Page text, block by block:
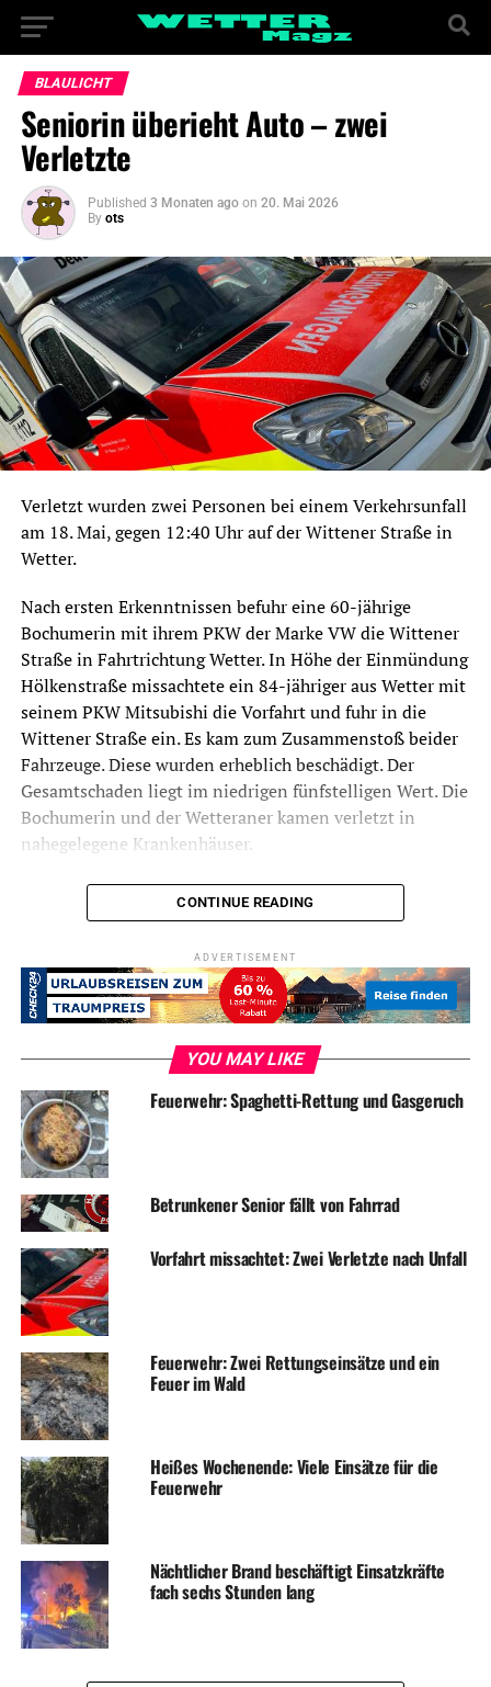
BLAULICHT
Seniorin überieht Auto – zwei
Verletzte
Published 3 Monaten ago on 20. Mai 2026
By ots
Verletzt wurden zwei Personen bei einem Verkehrsunfall
am 18. Mai, gegen 12:40 Uhr auf der Wittener Straße in
Wetter.
Nach ersten Erkenntnissen befuhr eine 60-jährige
Bochumerin mit ihrem PKW der Marke VW die Wittener
Straße in Fahrtrichtung Wetter. In Höhe der Einmündung
Hölkenstraße missachtete ein 84-jähriger aus Wetter mit
seinem PKW Mitsubishi die Vorfahrt und fuhr in die
Wittener Straße ein. Es kam zum Zusammenstoß beider
Fahrzeuge. Diese wurden erheblich beschädigt. Der
Gesamtschaden liegt im niedrigen fünfstelligen Wert. Die
Bochumerin und der Wetteraner kamen verletzt in
nahegelegene Krankenhäuser.
ADVERTISEMENT
RELATED TOPICS: BLAULICHT FEUERWEHR
NEWS
UNFALL
UP NEXT
Skaterplatz: Idioten zünden Mülltonne an
DON'T MISS
Qualmende Deckenleuchte ruft Feuerwehr auf den Plan
CONTINUE READING
ADVERTISEMENT
YOU MAY LIKE
Feuerwehr: Spaghetti-Rettung und Gasgeruch
Betrunkener Senior fällt von Fahrrad
Vorfahrt missachtet: Zwei Verletzte nach Unfall
Feuerwehr: Zwei Rettungseinsätze und ein
Feuer im Wald
Heißes Wochenende: Viele Einsätze für die
Feuerwehr
Nächtlicher Brand beschäftigt Einsatzkräfte
fach sechs Stunden lang